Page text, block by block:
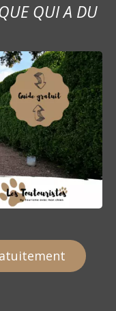
QUI A DU